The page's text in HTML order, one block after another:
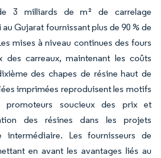
3 milliards de m² de carrelage
Gujarat fournissant plus de 90 % de
mises à niveau continues des fours
carreaux, maintenant les coûts
des chapes de résine haut de
imprimées reproduisent les motifs
soucieux des prix et
des résines dans les projets
intermédiaire. Les fournisseurs de
en avant les avantages liés au